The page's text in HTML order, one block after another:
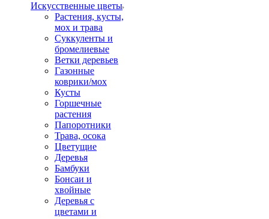
Искусственные цветы
Растения, кусты,
мох и трава
Суккуленты и
бромелиевые
Ветки деревьев
Газонные
коврики/мох
Кусты
Горшечные
растения
Папоротники
Трава, осока
Цветущие
Деревья
Бамбуки
Бонсаи и
хвойные
Деревья с
цветами и